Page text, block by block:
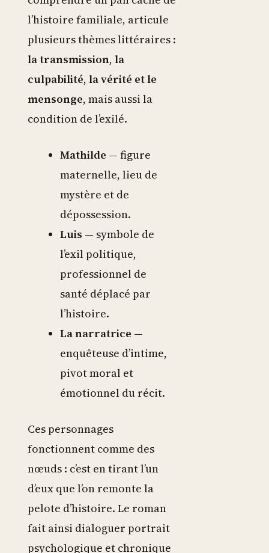
l’histoire familiale, articule
plusieurs thèmes littéraires :
la transmission, la
culpabilité, la vérité et le
mensonge, mais aussi la
condition de l’exilé.
Mathilde — figure
maternelle, lieu de
mystère et de
dépossession.
Luis — symbole de
l’exil politique,
professionnel de
santé déplacé par
l’histoire.
La narratrice —
enquêteuse d’intime,
pivot moral et
émotionnel du récit.
Ces personnages
fonctionnent comme des
nœuds : c’est en tirant l’un
d’eux que l’on remonte la
pelote d’histoire. Le roman
fait ainsi dialoguer portrait
psychologique et chronique